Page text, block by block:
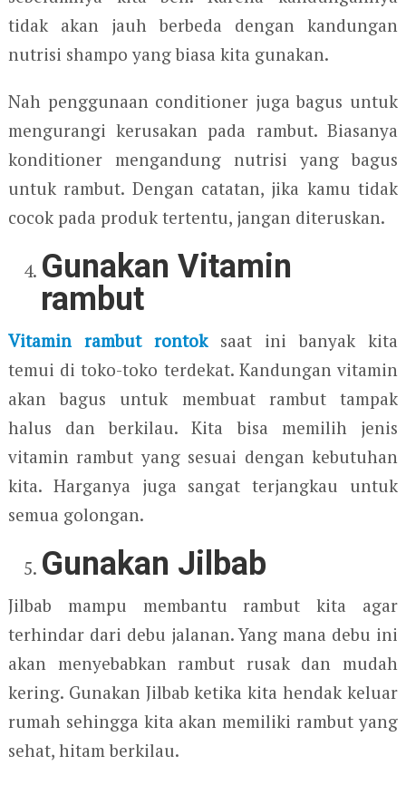
tidak akan jauh berbeda dengan kandungan
nutrisi shampo yang biasa kita gunakan.
Nah penggunaan conditioner juga bagus untuk
mengurangi kerusakan pada rambut. Biasanya
konditioner mengandung nutrisi yang bagus
untuk rambut. Dengan catatan, jika kamu tidak
cocok pada produk tertentu, jangan diteruskan.
Gunakan Vitamin
rambut
Vitamin rambut rontoksaat ini banyak kita
temui di toko-toko terdekat. Kandungan vitamin
akan bagus untuk membuat rambut tampak
halus dan berkilau. Kita bisa memilih jenis
vitamin rambut yang sesuai dengan kebutuhan
kita. Harganya juga sangat terjangkau untuk
semua golongan.
Gunakan Jilbab
Jilbab mampu membantu rambut kita agar
terhindar dari debu jalanan. Yang mana debu ini
akan menyebabkan rambut rusak dan mudah
kering. Gunakan Jilbab ketika kita hendak keluar
rumah sehingga kita akan memiliki rambut yang
sehat, hitam berkilau.